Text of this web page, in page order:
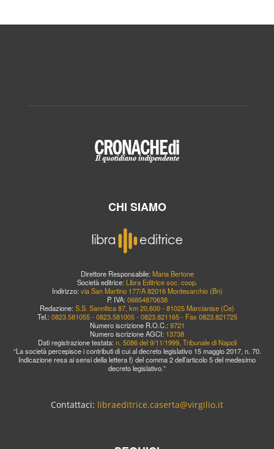
CHI SIAMO
Direttore Responsabile: Maria Bertone
Società editrice: Libra Editrice soc. coop.
Indirizzo: via San Martino 177/A 82016 Montesarchio (Bn)
P. IVA: 06854870638
Redazione: S.S. Sannitica 87, km 20,600 - 81025 Marcianise (Ce)
Tel.: 0823.581055 - 0823.581005 - 0823.821165 - Fax 0823.821725
Numero iscrizione R.O.C.: 9721
Numero iscrizione AGCI: 13738
Dati registrazione testata: n. 5086 del 9/11/1999, Tribunale di Napoli
“La società percepisce i contributi di cui al decreto legislativo 15 maggio 2017, n. 70.
Indicazione resa ai sensi della lettera f) del comma 2 dell’articolo 5 del medesimo
decreto legislativo.”
Contattaci: libraeditrice.caserta@virgilio.it